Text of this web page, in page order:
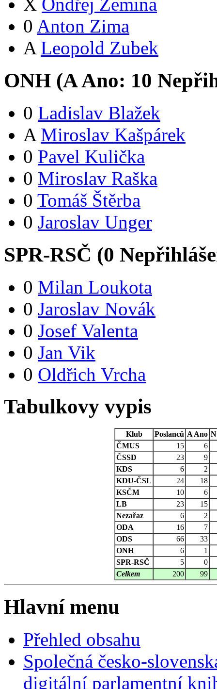
0 Anton Zima
A Leopold Zubek
ONH (AAno: 10
0 Ladislav Blažek
A Miroslav Kašpárek
0 Pavel Kulička
0 Miroslav Raška
0 Tomáš Štěrba
0 Jaroslav Unger
SPR-RSČ (0
0 Milan Loukota
0 Jaroslav Novák
0 Josef Valenta
0 Jan Vik
0 Oldřich Vrcha
Tabulkovy vypis
Klub Poslanců A Ano N
ČMUS
15
6
ČSSD
23
9
KDS
6
2
KDU-ČSL
24
18
KSČM
10
6
LB
23
15
Nezařaz
6
2
ODA
16
7
ODS
66
33
ONH
6
1
SPR-RSČ
5
0
Celkem
200 99
Hlavní menu
Přehled obsahu
Společná česko-
digitální parlamentní